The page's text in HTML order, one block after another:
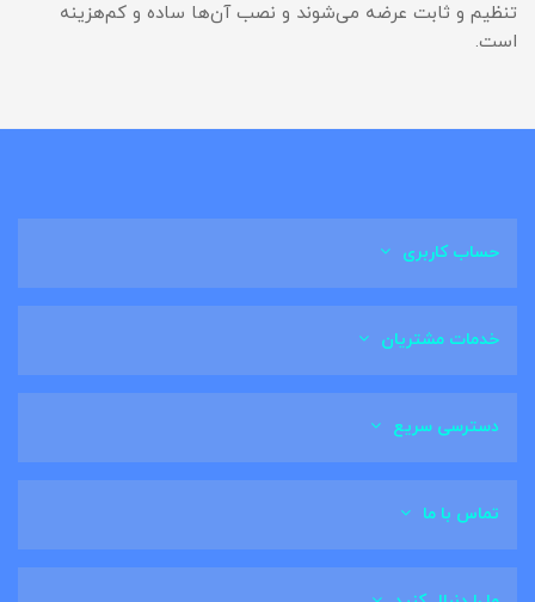
تنظیم و ثابت عرضه می‌شوند و نصب آن‌ها ساده و کم‌هزینه
است.
حساب کاربری
خدمات مشتریان
دسترسی سریع
تماس با ما